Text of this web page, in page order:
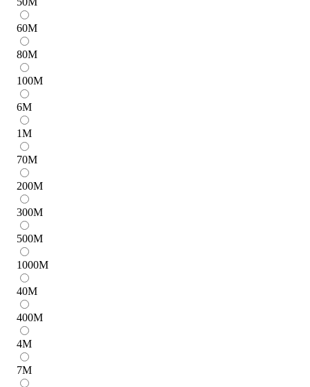
60M
80M
100M
6M
1M
70M
200M
300M
500M
1000M
40M
400M
4M
7M